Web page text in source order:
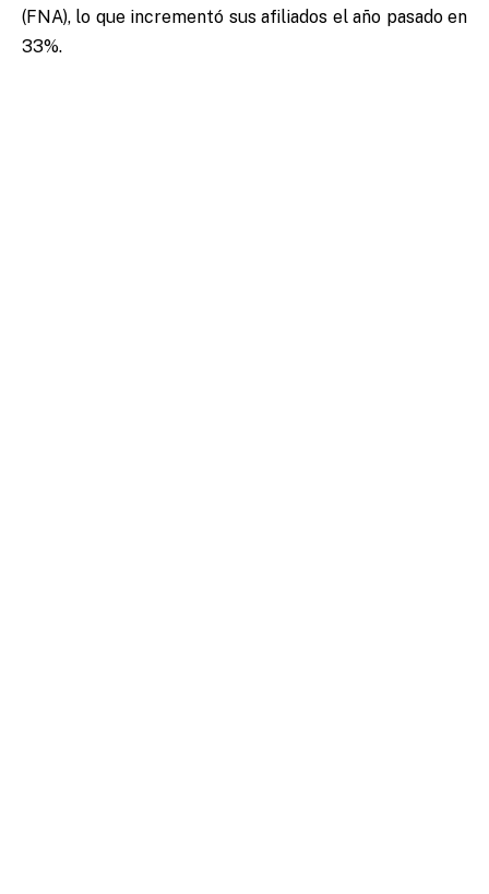
(FNA), lo que incrementó sus afiliados el año pasado en
33%.